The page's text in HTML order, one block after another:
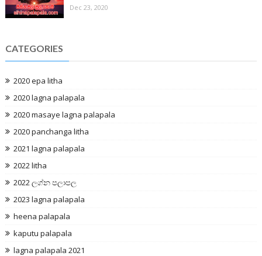
Dec 23, 2020
CATEGORIES
2020 epa litha
2020 lagna palapala
2020 masaye lagna palapala
2020 panchanga litha
2021 lagna palapala
2022 litha
2022 ලග්න පලාපල
2023 lagna palapala
heena palapala
kaputu palapala
lagna palapala 2021